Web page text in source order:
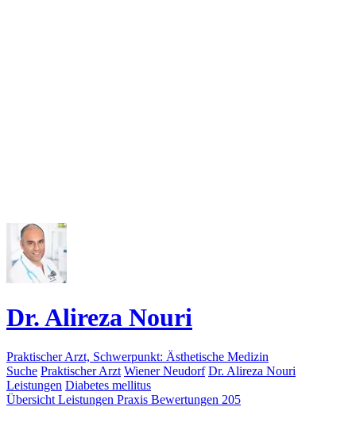
Dr. Alireza Nouri
Praktischer Arzt, Schwerpunkt: Ästhetische Medizin
Suche Praktischer Arzt Wiener Neudorf Dr. Alireza Nouri
Leistungen Diabetes mellitus
Übersicht Leistungen Praxis Bewertungen 205